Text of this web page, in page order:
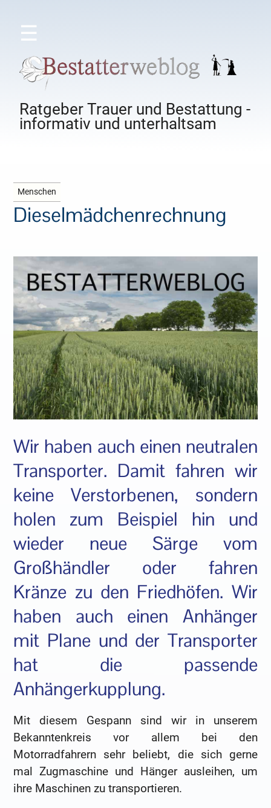
☰
Ratgeber Trauer und Bestattung -
informativ und unterhaltsam
Menschen
Dieselmädchenrechnung
Wir haben auch einen neutralen
Transporter. Damit fahren wir
keine Verstorbenen, sondern
holen zum Beispiel hin und
wieder neue Särge vom
Großhändler oder fahren
Kränze zu den Friedhöfen. Wir
haben auch einen Anhänger
mit Plane und der Transporter
hat die passende
Anhängerkupplung.
Mit diesem Gespann sind wir in unserem
Bekanntenkreis vor allem bei den
Motorradfahrern sehr beliebt, die sich gerne
mal Zugmaschine und Hänger ausleihen, um
ihre Maschinen zu transportieren.